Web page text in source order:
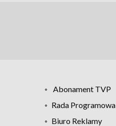
Abonament TVP
Rada Programowa
Biuro Reklamy